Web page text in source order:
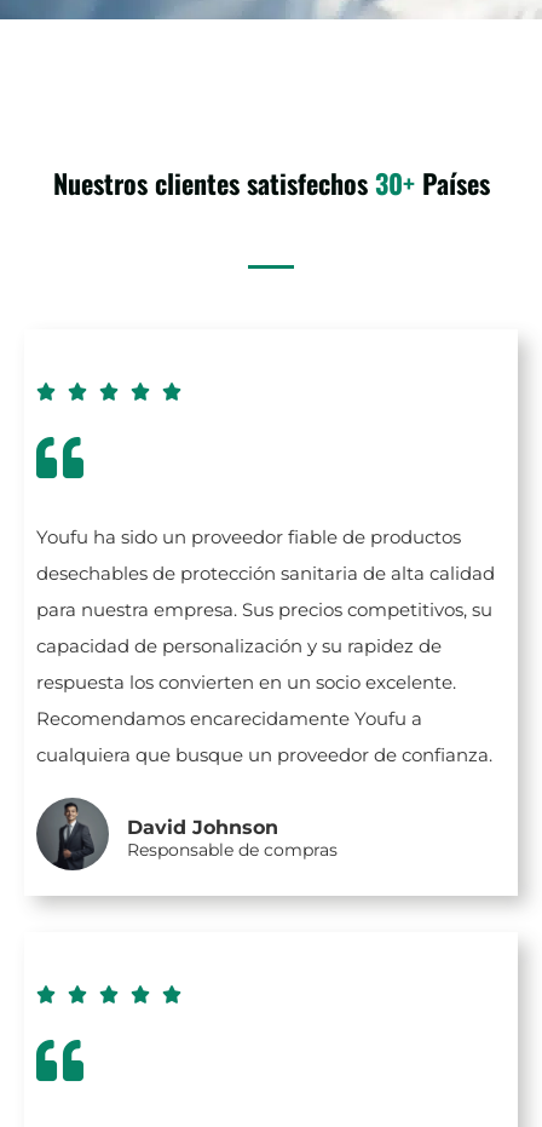
Nuestros clientes satisfechos30+ Países
    
Youfu ha sido un proveedor fiable de productos
desechables de protección sanitaria de alta calidad
para nuestra empresa. Sus precios competitivos, su
capacidad de personalización y su rapidez de
respuesta los convierten en un socio excelente.
Recomendamos encarecidamente Youfu a
cualquiera que busque un proveedor de confianza.
David Johnson
Responsable de compras
    